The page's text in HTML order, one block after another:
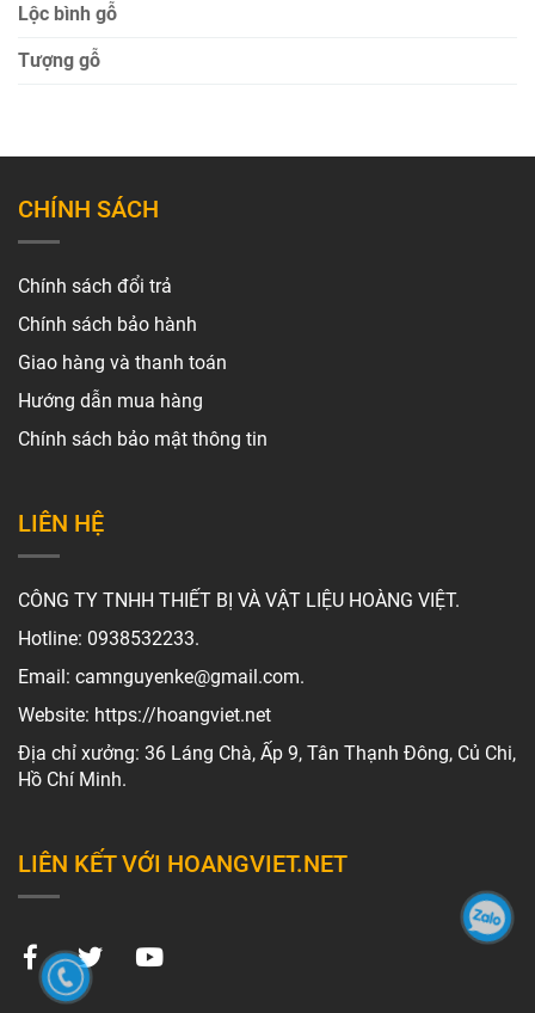
Lộc bình gỗ
Tượng gỗ
CHÍNH SÁCH
Chính sách đổi trả
Chính sách bảo hành
Giao hàng và thanh toán
Hướng dẫn mua hàng
Chính sách bảo mật thông tin
LIÊN HỆ
CÔNG TY TNHH THIẾT BỊ VÀ VẬT LIỆU HOÀNG VIỆT.
Hotline: 0938532233.
Email: camnguyenke@gmail.com.
Website: https://hoangviet.net
Địa chỉ xưởng: 36 Láng Chà, Ấp 9, Tân Thạnh Đông, Củ Chi,
Hồ Chí Minh.
LIÊN KẾT VỚI HOANGVIET.NET